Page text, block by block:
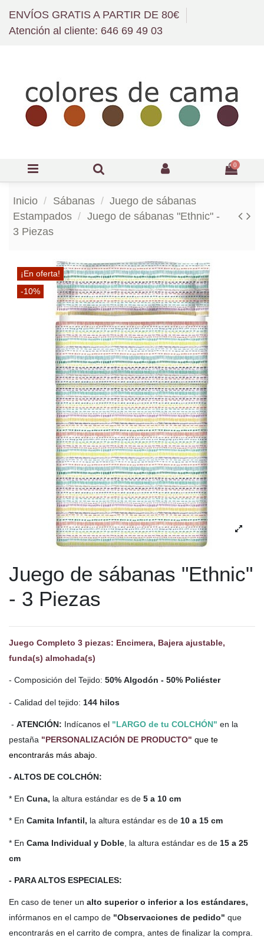
ENVÍOS GRATIS A PARTIR DE 80€
Atención al cliente: 646 69 49 03
0
Inicio Sábanas
Juego de sábanas
Estampados
Juego de sábanas "Ethnic" -
3 Piezas
¡En oferta!
-10%
Juego de sábanas "Ethnic"
- 3 Piezas
Juego Completo 3 piezas: Encimera, Bajera ajustable,
funda(s) almohada(s)
- Composición del Tejido: 50% Algodón - 50% Poliéster
- Calidad del tejido: 144 hilos
- ATENCIÓN: Indícanos el "LARGO de tu COLCHÓN" en la
pestaña "PERSONALIZACIÓN DE PRODUCTO" que te
encontrarás más abajo.
- ALTOS DE COLCHÓN:
* En Cuna, la altura estándar es de 5 a 10 cm
* En Camita Infantil, la altura estándar es de 10 a 15 cm
* En Cama Individual y Doble , la altura estándar es de 15 a 25
cm
- PARA ALTOS ESPECIALES:
En caso de tener un alto superior o inferior a los estándares,
infórmanos en el campo de "Observaciones de pedido" que
encontrarás en el carrito de compra, antes de finalizar la compra.